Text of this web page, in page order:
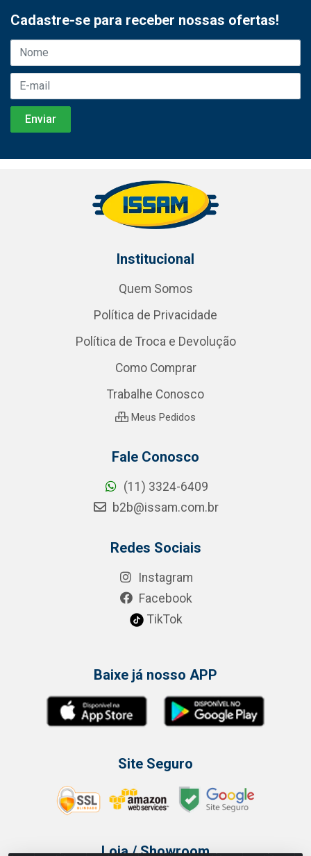
Cadastre-se para receber nossas ofertas!
Institucional
Quem Somos
Política de Privacidade
Política de Troca e Devolução
Como Comprar
Trabalhe Conosco
Meus Pedidos
Fale Conosco
(11) 3324-6409
b2b@issam.com.br
Redes Sociais
Instagram
Facebook
TikTok
Baixe já nosso APP
Site Seguro
Loja / Showroom